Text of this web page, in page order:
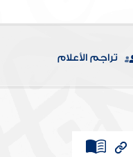
تراجم الأعلام